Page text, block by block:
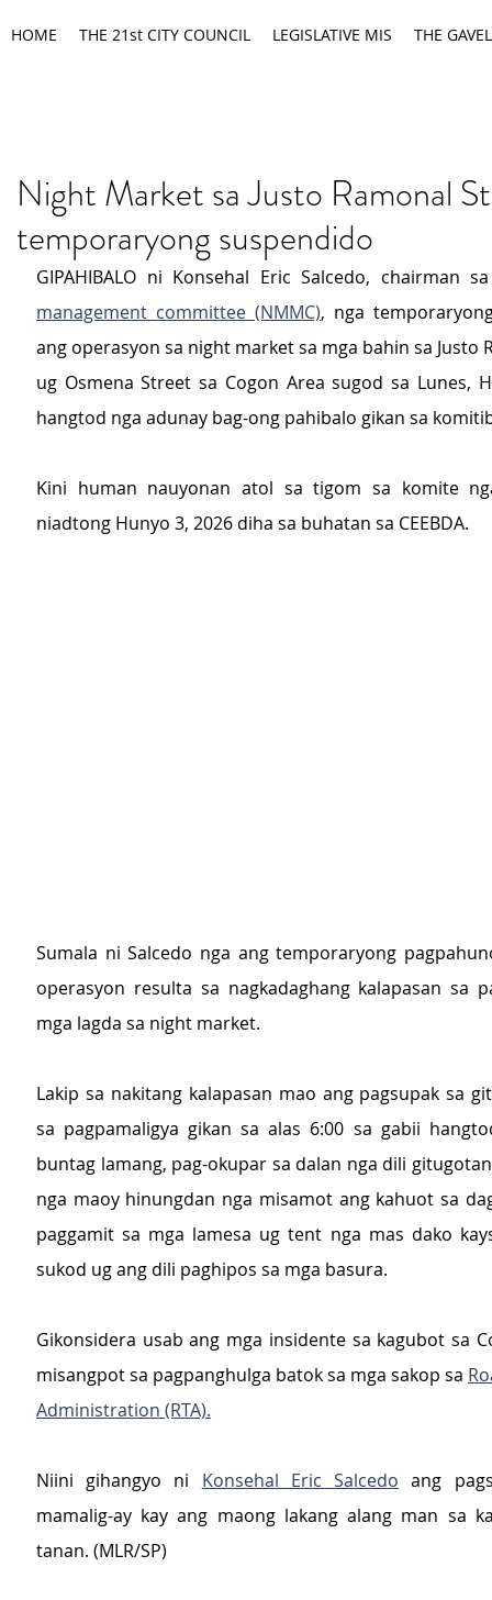
HOME THE 21st CITY COUNCIL LEGISLATIVE MIS THE GAVEL
Night Market sa Justo Ramonal
temporaryong suspendido
GIPAHIBALO ni Konsehal Eric Salcedo, chairman
management committee (NMMC), nga
ang operasyon sa night market sa mga bahin sa Justo
ug Osmena Street sa Cogon Area sugod sa Lunes,
hangtod nga adunay bag-ong pahibalo gikan sa
Kini human nauyonan atol sa tigom sa komite
niadtong Hunyo 3, 2026 diha sa buhatan sa CEEBDA.
Sumala ni Salcedo nga ang temporaryong
operasyon resulta sa nagkadaghang kalapasan sa
mga lagda sa night market.
Lakip sa nakitang kalapasan mao ang pagsupak sa
sa pagpamaligya gikan sa alas 6:00 sa gabii
buntag lamang, pag-okupar sa dalan nga dili
nga maoy hinungdan nga misamot ang kahuot sa
paggamit sa mga lamesa ug tent nga mas dako
sukod ug ang dili paghipos sa mga basura.
Gikonsidera usab ang mga insidente sa kagubot sa
misangpot sa pagpanghulga batok sa mga sakop sa
Administration (RTA).
Niini gihangyo ni Konsehal Eric Salcedo ang
mamalig-ay kay ang maong lakang alang man sa
tanan. (MLR/SP)